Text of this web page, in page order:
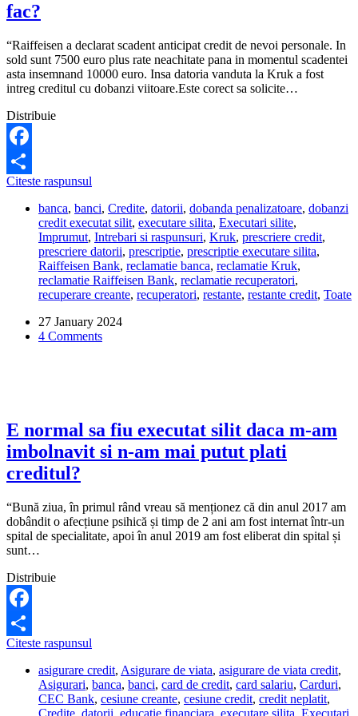
fac?
“Raiffeisen a declarat scadent anticipat credit de nevoi personale. In
sold sunt 7500 euro plus rate neachitate pana in momentul scadentei
asta insemnand 10000 euro. Insa datoria vanduta la Kruk a fost
intreg creditul cu dobanzi viitoare.Este corect sa solicite…
Distribuie
Facebook
Share
Citeste raspunsul
vandut
la
Kruk
creditul,
cu
dobanzi
viitoare.
corect?
Ce
banca, banci, Credite, datorii, dobanda penalizatoare, dobanzi
credit executat silit, executare silita, Executari silite,
Imprumut, Intrebari si raspunsuri, Kruk, prescriere credit,
prescriere datorii, prescriptie, prescriptie executare silita,
Raiffeisen Bank, reclamatie banca, reclamatie Kruk,
reclamatie Raiffeisen Bank, reclamatie recuperatori,
recuperare creante, recuperatori, restante, restante credit, Toate
27 January 2024
4 Comments
E normal sa fiu executat silit daca m-am
imbolnavit si n-am mai putut plati
creditul?
“Bună ziua, în primul rând vreau să menționez că din anul 2017 am
dobândit o afecțiune psihică și timp de 2 ani am fost internat într-un
spital de specialitate, apoi în anul 2019 am fost eliberat din spital și
sunt…
Distribuie
Facebook
Share
Citeste raspunsul
sa
fiu
executat
asigurare credit, Asigurare de viata, asigurare de viata credit,
Asigurari, banca, banci, card de credit, card salariu, Carduri,
CEC Bank, cesiune creante, cesiune credit, credit neplatit,